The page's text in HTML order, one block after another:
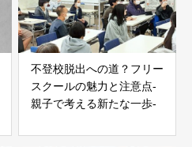
不登校脱出への道？フリー
スクールの魅力と注意点-
親子で考える新たな一歩-